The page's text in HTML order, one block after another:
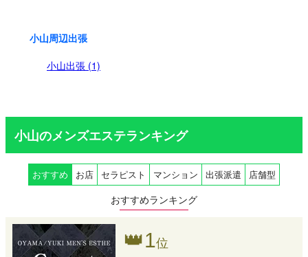
小山周辺出張
小山出張 (1)
小山のメンズエステランキング
おすすめ お店 セラピスト マンション 出張派遣 店舗型
おすすめランキング
👑1位